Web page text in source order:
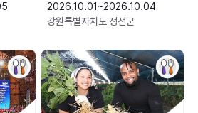
2026.10.01~2026.10.04
강원특별자치도 정선군